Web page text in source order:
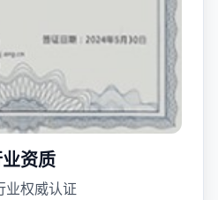
资质
业权威认证